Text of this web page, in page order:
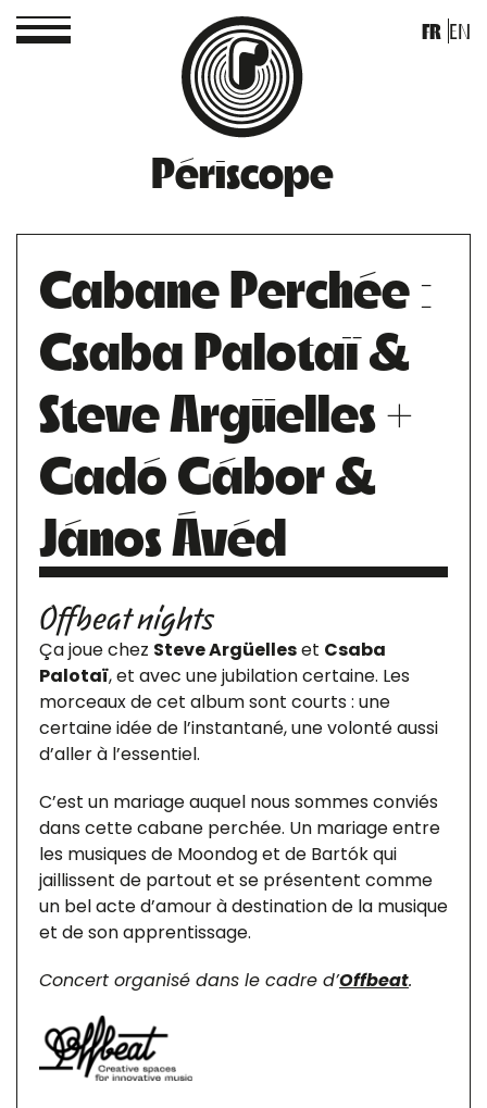
Périscope
FR EN
Cabane Perchée :
Csaba Palotaï &
Steve Argüelles +
Gadó Gábor &
János Ávéd
Offbeat nights
Ça joue chez Steve Argüelleset Csaba
Palotaï, et avec une jubilation certaine. Les
morceaux de cet album sont courts : une
certaine idée de l’instantané, une volonté aussi
d’aller à l’essentiel.
C’est un mariage auquel nous sommes conviés
dans cette cabane perchée. Un mariage entre
les musiques de Moondog et de Bartók qui
jaillissent de partout et se présentent comme
un bel acte d’amour à destination de la musique
et de son apprentissage.
Concert organisé dans le cadre d’Offbeat.